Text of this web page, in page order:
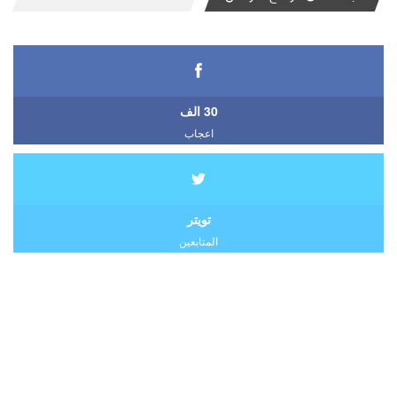
30 الف
اعجاب
تويتر
المتابعين